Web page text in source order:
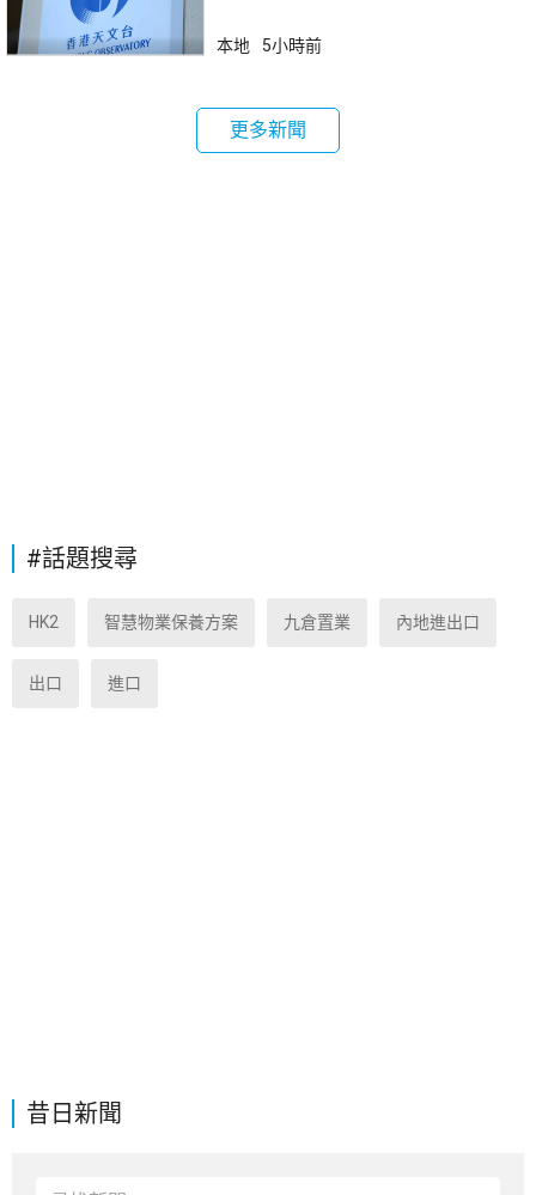
昔日新聞
本地 5小時前
更多新聞
#話題搜尋
HK2 智慧物業保養方案 九倉置業 內地進出口
出口 進口